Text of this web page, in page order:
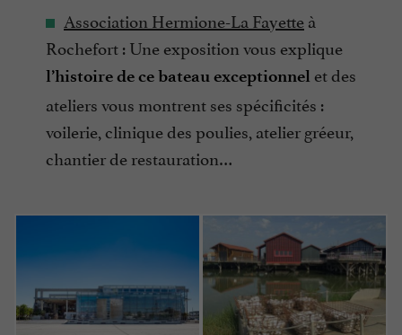
Association Hermione-La Fayetteà
Rochefort : Une exposition vous explique
l’histoire de ce bateau exceptionnel et des
ateliers vous montrent ses spécificités :
voilerie, clinique des poulies, atelier gréeur,
chantier de restauration…